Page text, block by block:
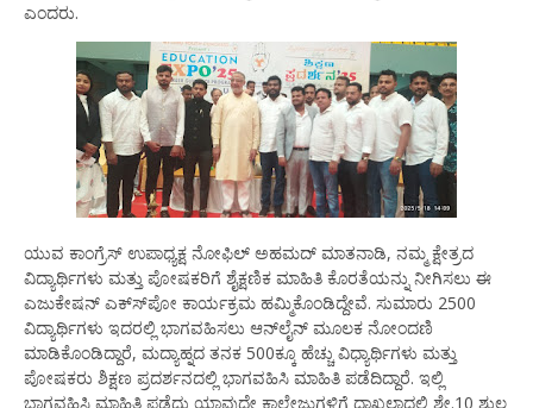
ಎಂದರು.
ಯುವ ಕಾಂಗ್ರೆಸ್ ಉಪಾಧ್ಯಕ್ಷ ನೋಫಿಲ್ ಅಹಮದ್ ಮಾತನಾಡಿ, ನಮ್ಮ ಕ್ಷೇತ್ರದ
ವಿದ್ಯಾರ್ಥಿಗಳು ಮತ್ತು ಪೋಷಕರಿಗೆ ಶೈಕ್ಷಣಿಕ ಮಾಹಿತಿ ಕೊರತೆಯನ್ನು ನೀಗಿಸಲು ಈ
ಎಜುಕೇಷನ್ ಎಕ್ಸ್‍ಪೋ ಕಾರ್ಯಕ್ರಮ ಹಮ್ಮಿಕೊಂಡಿದ್ದೇವೆ. ಸುಮಾರು 2500
ವಿದ್ಯಾರ್ಥಿಗಳು ಇದರಲ್ಲಿ ಭಾಗವಹಿಸಲು ಆನ್‍ಲೈನ್ ಮೂಲಕ ನೋಂದಣಿ
ಮಾಡಿಕೊಂಡಿದ್ದಾರೆ, ಮದ್ಯಾಹ್ನದ ತನಕ 500ಕ್ಕೂ ಹೆಚ್ಚು ವಿಧ್ಯಾರ್ಥಿಗಳು ಮತ್ತು
ಪೋಷಕರು ಶಿಕ್ಷಣ ಪ್ರದರ್ಶನದಲ್ಲಿ ಭಾಗವಹಿಸಿ ಮಾಹಿತಿ ಪಡೆದಿದ್ದಾರೆ. ಇಲ್ಲಿ
ಭಾಗವಹಿಸಿ ಮಾಹಿತಿ ಪಡೆದು ಯಾವುದೇ ಕಾಲೇಜುಗಳಿಗೆ ದಾಖಲಾದಲ್ಲಿ ಶೇ.10 ಶುಲ್ಕ